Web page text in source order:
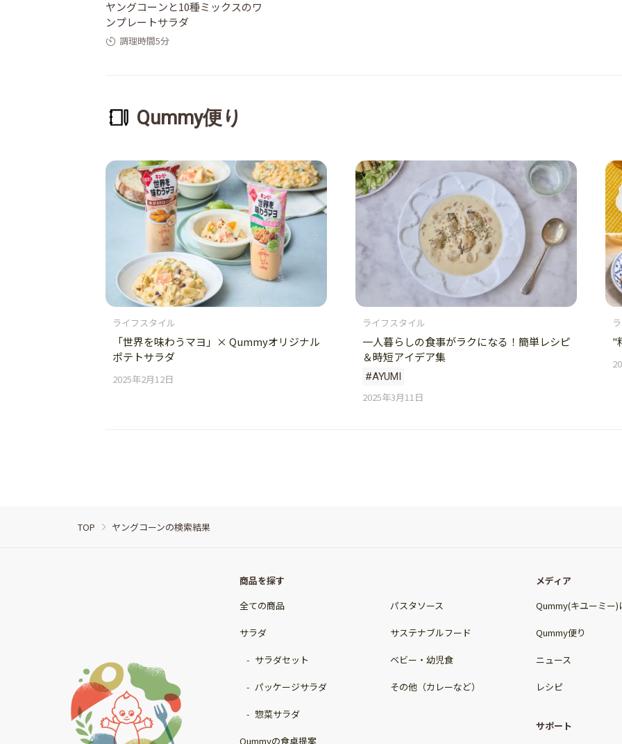
ヤングコーンと10種ミックスのワ
ンプレートサラダ
調理時間5分
Qummy便り
ライフスタイル
「世界を味わうマヨ」× Qummyオリジナル
ポテトサラダ
2025年2月12日
ライフスタイル
一人暮らしの食事がラクになる！簡単レシピ
＆時短アイデア集
#AYUMI
2025年3月11日
"
TOP ヤングコーンの検索結果
商品を探す
全ての商品
サラダ
サラダセット
パッケージサラダ
惣菜サラダ
Qummyの食卓提案
パスタソース
サステナブルフード
ベビー・幼児食
その他（カレーなど）
メディア
Qummy(キユーミー)
Qummy便り
ニュース
レシピ
サポート